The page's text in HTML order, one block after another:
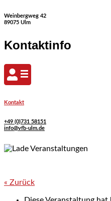
Weinbergweg 42
89075 Ulm
Kontaktinfo
Kontakt
+49 (0)731 58151
info@vfb-ulm.de
« Zurück